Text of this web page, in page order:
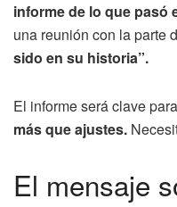
informe de lo que pasó
una reunión con la parte
sido en su historia”.
El informe será clave
más que ajustes.
El mensaje